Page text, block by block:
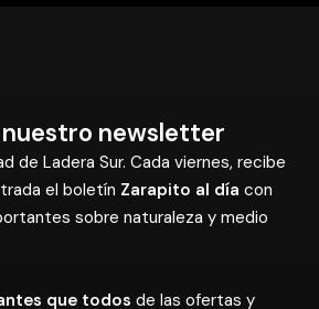
newsletter
de Ladera Sur. Cada viernes, recibe
el boletín Zarapito al día con
sobre naturaleza y medio
que todos de las ofertas y